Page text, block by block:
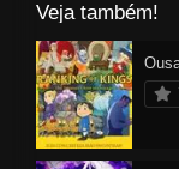
Veja também!